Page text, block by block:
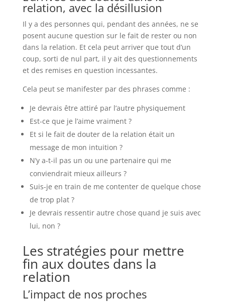
relation, avec la désillusion
Il y a des personnes qui, pendant des années, ne se
posent aucune question sur le fait de rester ou non
dans la relation. Et cela peut arriver que tout d’un
coup, sorti de nul part, il y ait des questionnements
et des remises en question incessantes.
Cela peut se manifester par des phrases comme :
Je devrais être attiré par l’autre physiquement
Est-ce que je l’aime vraiment ?
Et si le fait de douter de la relation était un
message de mon intuition ?
N’y a-t-il pas un ou une partenaire qui me
conviendrait mieux ailleurs ?
Suis-je en train de me contenter de quelque chose
de trop plat ?
Je devrais ressentir autre chose quand je suis avec
lui, non ?
Les stratégies pour mettre
fin aux doutes dans la
relation
L’impact de nos proches